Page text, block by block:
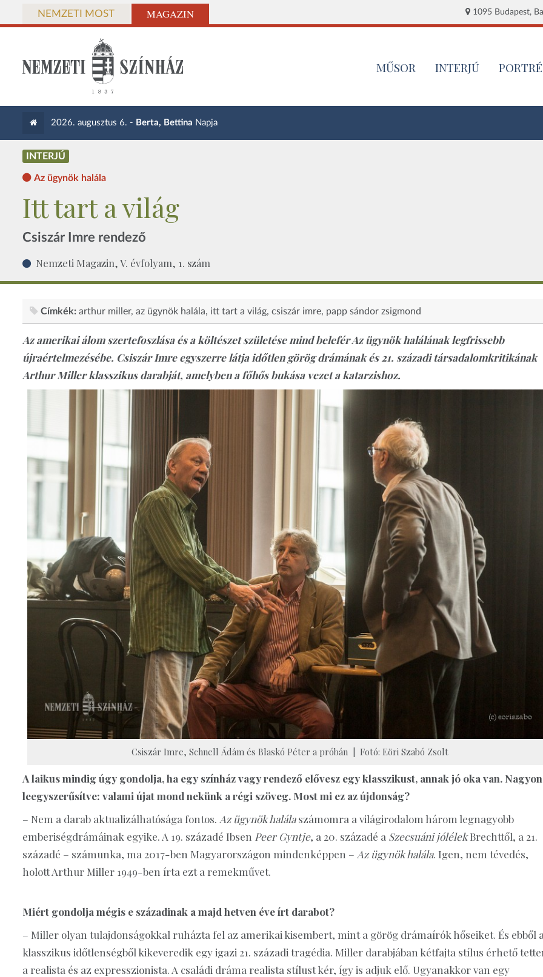
NEMZETI MOST MAGAZIN 1095 Budapest,
MŰSOR INTERJÚ PORTRÉ
2026. augusztus 6. - Berta, Bettina Napja
INTERJÚ
Az ügynök halála
Itt tart a világ
Csiszár Imre rendező
Nemzeti Magazin, V. évfolyam, 1. szám
Címkék: arthur miller az ügynök halála itt tart a világ csiszár imre papp sándor zsigmond
Az amerikai álom szertefoszlása és a költészet születése mind belefér Az ügynök halálának legfrissebb
újraértelmezésébe. Csiszár Imre egyszerre látja időtlen görög drámának és 21. századi társadalomkritikának
Arthur Miller klasszikus darabját, amelyben a főhős bukása vezet a katarzishoz.
Csiszár Imre, Schnell Ádám és Blaskó Péter a próbán | Fotó: Eöri Szabó Zsolt
A laikus mindig úgy gondolja, ha egy színház vagy rendező elővesz egy klasszikust, annak jó oka van. Nagyon
leegyszerűsítve: valami újat mond nekünk a régi szöveg. Most mi ez az újdonság?
– Nem a darab aktualizálhatósága fontos. Az ügynök halálaszámomra a világirodalom három legnagyobb
emberiségdrámáinak egyike. A 19. századé Ibsen Peer Gyntje, a 20. századé a Szecsuáni jólélekBrechttől, a 21.
századé – számunka, ma 2017-ben Magyarországon mindenképpen – Az ügynök halála. Igen, nem tévedés,
holott Arthur Miller 1949-ben írta ezt a remekművet.
Miért gondolja mégis e századinak a majd hetven éve írt darabot?
– Miller olyan tulajdonságokkal ruházta fel az amerikai kisembert, mint a görög drámaírók hőseiket. És ebből
klasszikus időtlenségből kikeveredik egy igazi 21. századi tragédia. Miller darabjában kétfajta stílus érhető
a realista és az expresszionista. A családi dráma realista stílust kér, így is adjuk elő. Ugyanakkor van egy